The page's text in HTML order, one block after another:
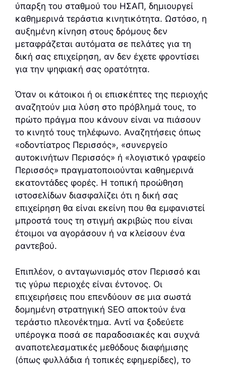
ύπαρξη του σταθμού του ΗΣΑΠ, δημιουργεί
καθημερινά τεράστια κινητικότητα. Ωστόσο, η
αυξημένη κίνηση στους δρόμους δεν
μεταφράζεται αυτόματα σε πελάτες για τη
δική σας επιχείρηση, αν δεν έχετε φροντίσει
για την ψηφιακή σας ορατότητα.
Όταν οι κάτοικοι ή οι επισκέπτες της περιοχής
αναζητούν μια λύση στο πρόβλημά τους, το
πρώτο πράγμα που κάνουν είναι να πιάσουν
το κινητό τους τηλέφωνο. Αναζητήσεις όπως
«οδοντίατρος Περισσός», «συνεργείο
αυτοκινήτων Περισσός» ή «λογιστικό γραφείο
Περισσός» πραγματοποιούνται καθημερινά
εκατοντάδες φορές. Η τοπική προώθηση
ιστοσελίδων διασφαλίζει ότι η δική σας
επιχείρηση θα είναι εκείνη που θα εμφανιστεί
μπροστά τους τη στιγμή ακριβώς που είναι
έτοιμοι να αγοράσουν ή να κλείσουν ένα
ραντεβού.
Επιπλέον, ο ανταγωνισμός στον Περισσό και
τις γύρω περιοχές είναι έντονος. Οι
επιχειρήσεις που επενδύουν σε μια σωστά
δομημένη στρατηγική SEO αποκτούν ένα
τεράστιο πλεονέκτημα. Αντί να ξοδεύετε
υπέρογκα ποσά σε παραδοσιακές και συχνά
αναποτελεσματικές μεθόδους διαφήμισης
(όπως φυλλάδια ή τοπικές εφημερίδες), το